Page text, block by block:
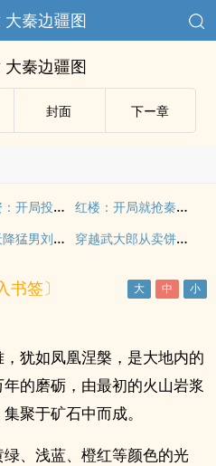
大秦边疆图
大秦边疆图
封面 下ー章
全民投资：开局投资朱元璋！ 红楼：开局就抢秦可卿
三国：天降猛男刘玄德 穿越武大郎从卖饼开始
书签〕
犹如凤凰涅槃，是大地内的
的磨砺，由最初的火山岩浆
聚于矿石中而成。
、浅蓝、橙红等颜色的光